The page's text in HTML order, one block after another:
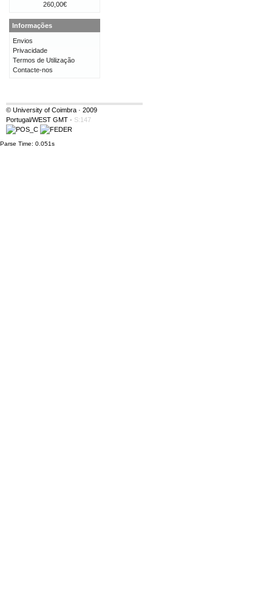
260,00€
Informações
Envios
Privacidade
Termos de Utilização
Contacte-nos
© University of Coimbra · 2009
Portugal/WEST GMT · S:147
Parse Time: 0.051s